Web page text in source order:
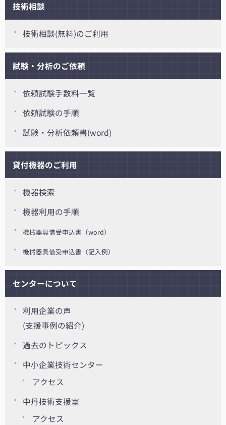
技術相談
技術相談(無料)のご利用
試験・分析のご依頼
依頼試験手数料一覧
依頼試験の手順
試験・分析依頼書(word)
貸付機器のご利用
機器検索
機器利用の手順
機械器具借受申込書（word）
機械器具借受申込書（記入例）
センターについて
利用企業の声
(支援事例の紹介)
過去のトピックス
中小企業技術センター
アクセス
中丹技術支援室
アクセス